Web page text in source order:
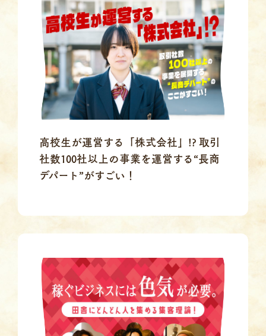
高校生が運営する「株式会社」!? 取引
社数100社以上の事業を運営する“長商
デパート”がすごい！